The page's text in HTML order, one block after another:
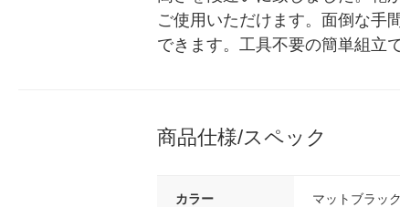
ご使用いただけます。面倒な手
できます。工具不要の簡単組立で
商品仕様/スペック
カラー マットブラック